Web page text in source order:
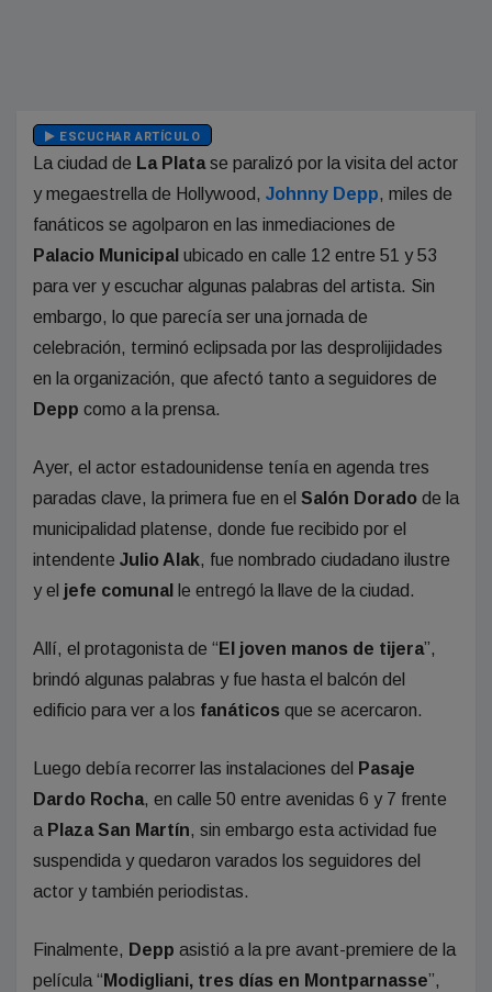
ESCUCHAR ARTÍCULO
La ciudad de La Platase paralizó por la visita del actor
y megaestrella de Hollywood, Johnny Depp, miles de
fanáticos se agolparon en las inmediaciones de
Palacio Municipal ubicado en calle 12 entre 51 y 53
para ver y escuchar algunas palabras del artista. Sin
embargo, lo que parecía ser una jornada de
celebración, terminó eclipsada por las desprolijidades
en la organización, que afectó tanto a seguidores de
Depp como a la prensa.
Ayer, el actor estadounidense tenía en agenda tres
paradas clave, la primera fue en el Salón Dorado de la
municipalidad platense, donde fue recibido por el
intendente Julio Alak, fue nombrado ciudadano ilustre
y el jefe comunal le entregó la llave de la ciudad.
Allí, el protagonista de “ El joven manos de tijera”,
brindó algunas palabras y fue hasta el balcón del
edificio para ver a los fanáticos que se acercaron.
Luego debía recorrer las instalaciones del
Pasaje
Dardo Rocha, en calle 50 entre avenidas 6 y 7 frente
a Plaza San Martín, sin embargo esta actividad fue
suspendida y quedaron varados los seguidores del
actor y también periodistas.
Finalmente, Depp asistió a la pre avant-premiere de la
película “ Modigliani, tres días en Montparnasse”,